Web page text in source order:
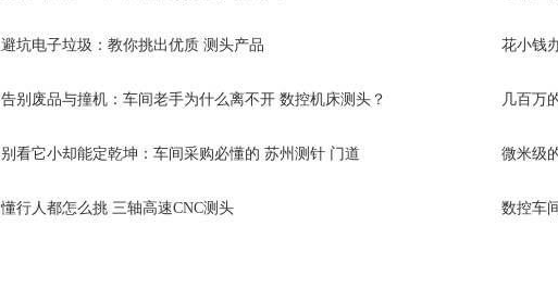
避坑电子垃圾：教你挑出优质 测头产品 花小钱
告别废品与撞机：车间老手为什么离不开 数控机床测头？ 几百万
别看它小却能定乾坤：车间采购必懂的 苏州测针 门道 微米级
懂行人都怎么挑 三轴高速CNC测头 数控车